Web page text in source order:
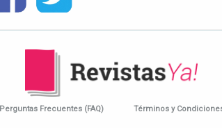
Perguntas Frecuentes (FAQ) Términos y